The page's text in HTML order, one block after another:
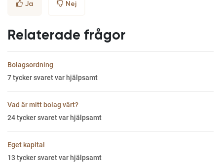
Ja Nej
Relaterade frågor
Bolagsordning
7tycker svaret var hjälpsamt
Vad är mitt bolag värt?
24tycker svaret var hjälpsamt
Eget kapital
13 tycker svaret var hjälpsamt